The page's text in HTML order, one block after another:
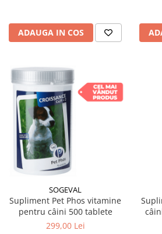
ADAUGA IN COS
SOGEVAL
Supliment Pet Phos vitamine
pentru câini 500 tablete
299,00 Lei